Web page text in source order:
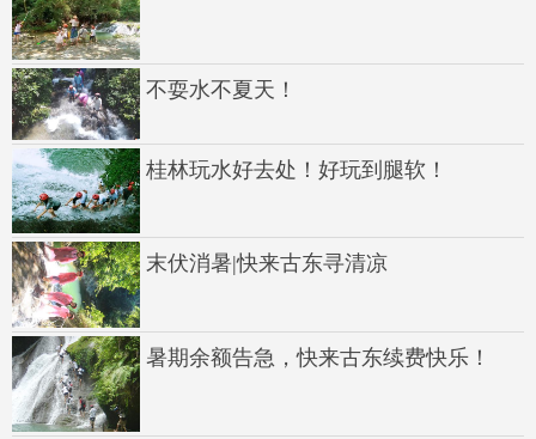
不耍水不夏天！
桂林玩水好去处！好玩到腿软！
末伏消暑|快来古东寻清凉
暑期余额告急，快来古东续费快乐！